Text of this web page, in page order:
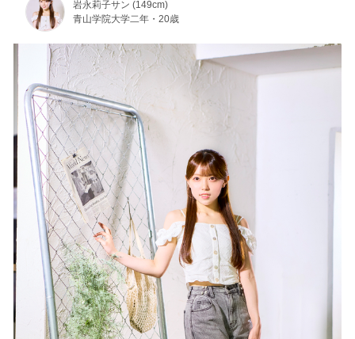
岩永莉子サン (149cm)
青山学院大学二年・20歳